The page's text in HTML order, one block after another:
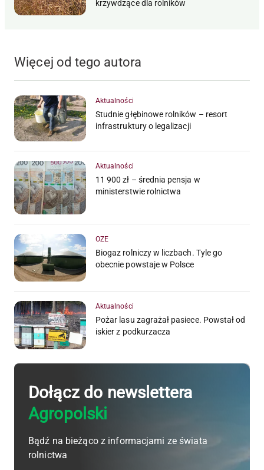
krzywdzące dla rolników
Więcej od tego autora
Aktualności
Studnie głębinowe rolników – resort
infrastruktury o legalizacji
Aktualności
11 900 zł – średnia pensja w
ministerstwie rolnictwa
OZE
Biogaz rolniczy w liczbach. Tyle go
obecnie powstaje w Polsce
Aktualności
Pożar lasu zagrażał pasiece. Powstał od
iskier z podkurzacza
Dołącz do newslettera
Agropolski
Bądź na bieżąco z informacjami ze świata
rolnictwa